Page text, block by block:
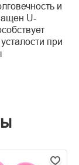
и
U-
при